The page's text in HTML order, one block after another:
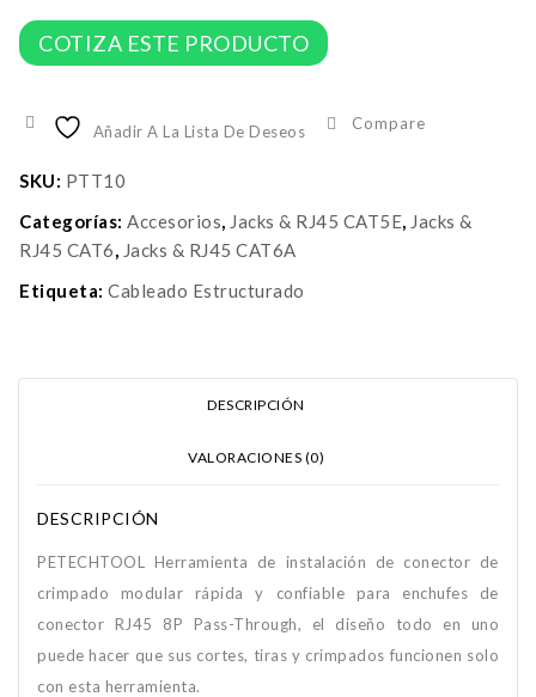
COTIZA ESTE PRODUCTO
Añadir A La Lista De Deseos Compare
SKU: PTT10
Categorías: Accesorios, Jacks & RJ45 CAT5E, Jacks &
RJ45 CAT6, Jacks & RJ45 CAT6A
Etiqueta: Cableado Estructurado
DESCRIPCIÓN
VALORACIONES (0)
DESCRIPCIÓN
PETECHTOOL Herramienta de instalación de conector de
crimpado modular rápida y confiable para enchufes de
conector RJ45 8P Pass-Through, el diseño todo en uno
puede hacer que sus cortes, tiras y crimpados funcionen solo
con esta herramienta.